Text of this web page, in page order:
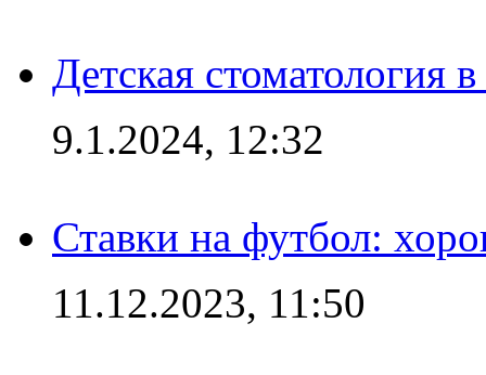
Детская стоматология
9.1.2024, 12:32
Ставки на футбол:
11.12.2023, 11:50